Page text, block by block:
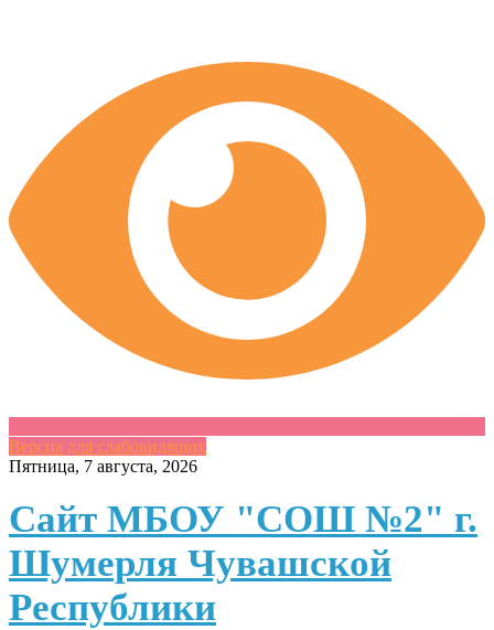
Версия для слабовидящих
Skip
content
Пятница, 7 августа, 2026
Сайт МБОУ "СОШ №2" г.
Шумерля Чувашской
Республики